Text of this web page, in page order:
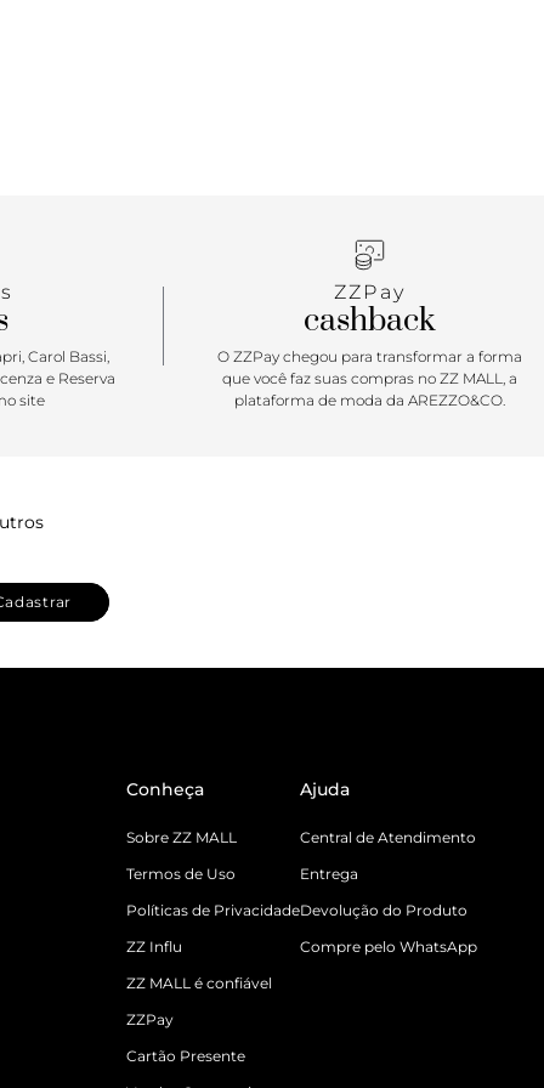
Carol Bassi,
e Reserva
site
ZZPay
cashback
O ZZPay chegou para transformar a forma
que você faz suas compras no ZZ MALL, a
plataforma de moda da AREZZO&CO.
Conheça
Sobre ZZ MALL
Termos de Uso
Políticas de Privacidade
ZZ Influ
ZZ MALL é confiável
ZZPay
Cartão Presente
Ajuda
Central de Atendimento
Entrega
Devolução do Produto
Compre pelo WhatsApp